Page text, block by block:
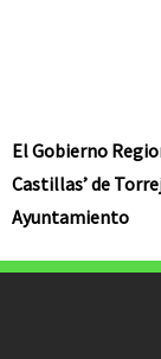
El Gobierno
Castillas’ de
Ayuntamiento